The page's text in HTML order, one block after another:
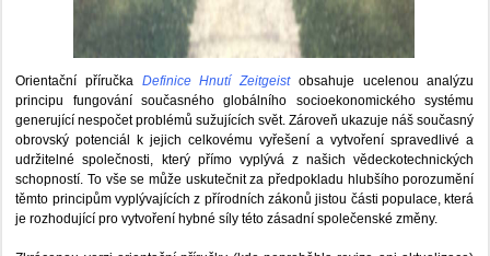
Orientační příručka Definice Hnutí Zeitgeistobsahuje ucelenou analýzu
principu fungování současného globálního socioekonomického systému
generující nespočet problémů sužujících svět. Zároveň ukazuje náš současný
obrovský potenciál k jejich celkovému vyřešení a vytvoření spravedlivé a
udržitelné společnosti, který přímo vyplývá z našich vědeckotechnických
schopností. To vše se může uskutečnit za předpokladu hlubšího porozumění
těmto principům vyplývajících z přírodních zákonů jistou části populace, která
je rozhodující pro vytvoření hybné síly této zásadní společenské změny.